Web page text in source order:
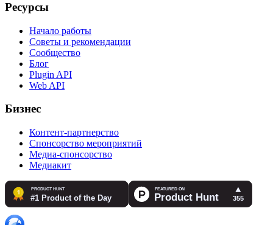
Ресурсы
Начало работы
Советы и рекомендации
Сообщество
Блог
Plugin API
Web API
Бизнес
Контент-партнерство
Спонсорство мероприятий
Медиа-спонсорство
Медиакит